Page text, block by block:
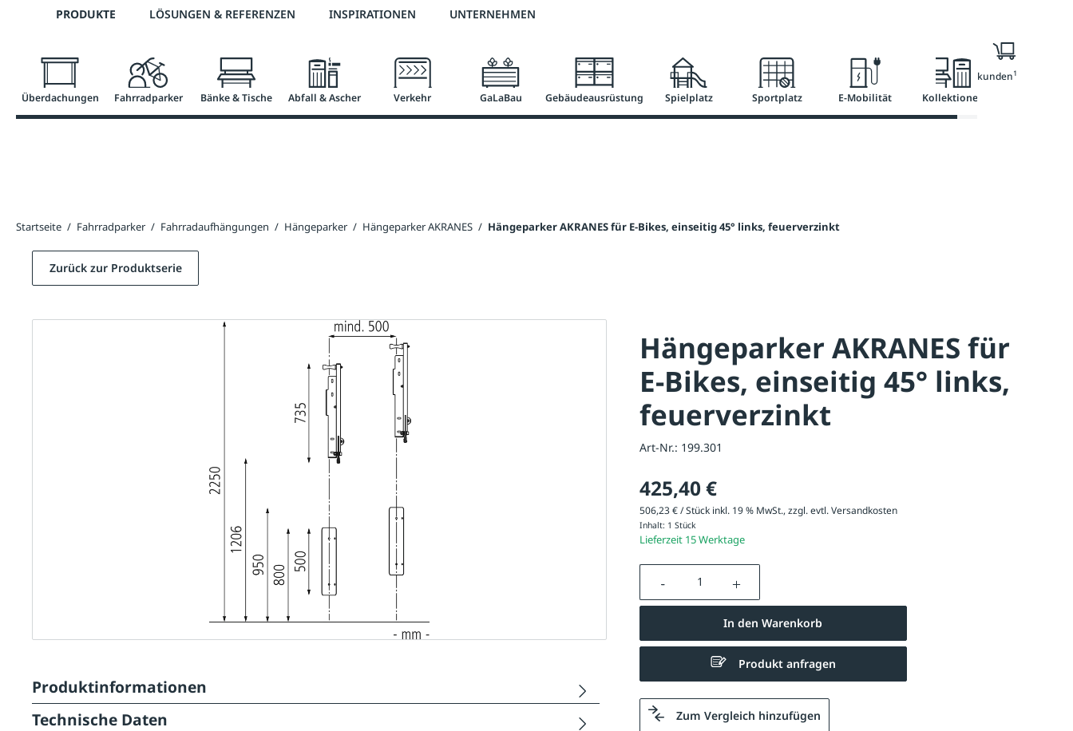
Zur Hauptnavigation springen
Telefon: 0800 / 100 49 02 2 % Vorkassen-Skonto versandkostenfrei ab 50 €
PRODUKTE LÖSUNGEN & REFERENZEN INSPIRATIONEN UNTERNEHMEN
Überdachungen Fahrradparker Bänke & Tische Abfall & Ascher Verkehr GaLaBau Gebäudeausrüstung Spielplatz Sportplatz E-Mobilität Kollektionen
Nur für Geschäftskunden1
Startseite / Fahrradparker / Fahrradaufhängungen / Hängeparker / Hängeparker AKRANES / Hängeparker AKRANES für E-Bikes, einseitig 45° links, feuerverzinkt
Hängeparker AKRANES für
E-Bikes, einseitig 45° links,
feuerverzinkt
Art-Nr.: 199.301
425,40 €
506,23 € / Stück inkl. 19 % MwSt., zzgl. evtl.Versandkosten
Inhalt: 1 Stück
Lieferzeit 15 Werktage
Produkt Anzahl: Gib den gewünschten Wert ein oder
In den Warenkorb
Produkt anfragen
Zum Vergleich hinzufügen
Zurück zur Produktserie
Produktinformationen
Technische Daten